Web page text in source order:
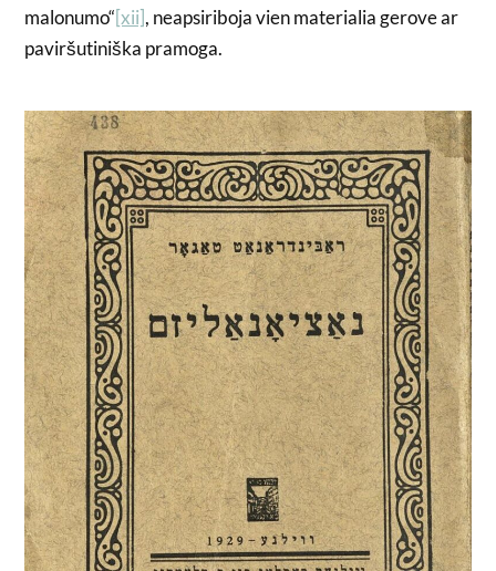
malonumo“[xii], neapsiriboja vien materialia gerove ar
paviršutiniška pramoga.